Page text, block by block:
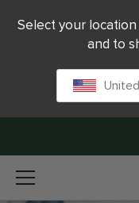
Select your
and to